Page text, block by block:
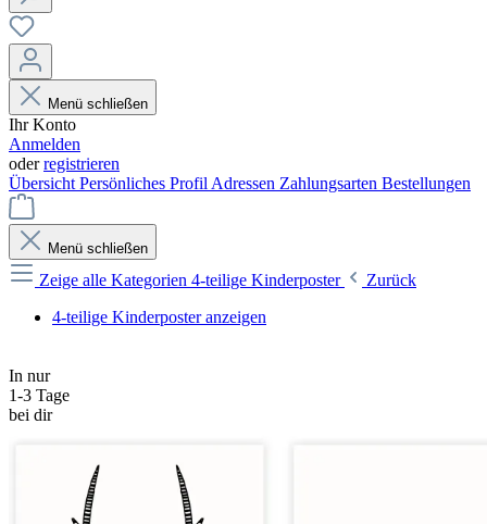
Menü schließen
Ihr Konto
Anmelden
oderregistrieren
Übersicht Persönliches Profil Adressen Zahlungsarten Bestellungen
Menü schließen
Zeige alle Kategorien 4-teilige Kinderposter
Zurück
4-teilige Kinderposter anzeigen
In nur
1-3 Tage
bei dir